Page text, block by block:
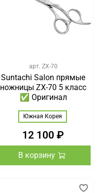
арт. ZX-70
Suntachi Salon прямые
ножницы ZX-70 5 класс
✅ Оригинал
Южная Корея
12 100 ₽
В корзину